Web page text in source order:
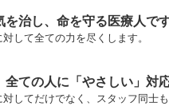
治し、命を守る医療人です
して全ての力を尽くします。
ての人に「やさしい」対応
してだけでなく、スタッフ同士